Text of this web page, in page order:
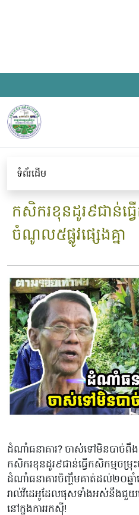
ទំព័រដើម
កសិករខុនដូរ៩ជាន់ធ្វ
ចំណូល៥ផ្លូវផ្សេងគ្នា
ដំណាំធនាគារ? ចាស់ទៅមិនបាច់
កសិករខុនដូរ៩ជាន់ធ្វើកសិកម្មចម្រុះ
ដំណាំធនាគារចិញ្ចឹមគាត់ដល់២០ឆ្ន
រាល់វីដេអូដែល​ផុសទាំងអស់នឹងជួយ
នៅក្នុងការរកសុី!